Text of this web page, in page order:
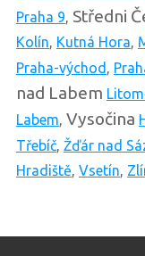
Praha 9, Středni
Kolín, Kutná Hora,
Praha-východ ,
nad Labem
Labem, Vysočina
Třebíč, Žďár nad
Hradiště, Vsetín,